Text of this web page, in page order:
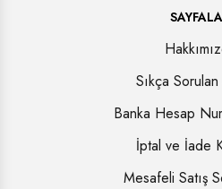
Sıkça
Banka Hesap
İptal ve İade
Mesafeli Satış